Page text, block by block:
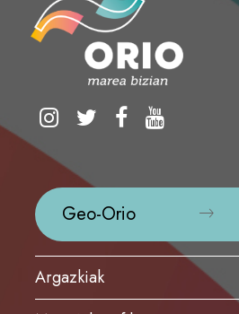
Geo-Orio
Argazkiak